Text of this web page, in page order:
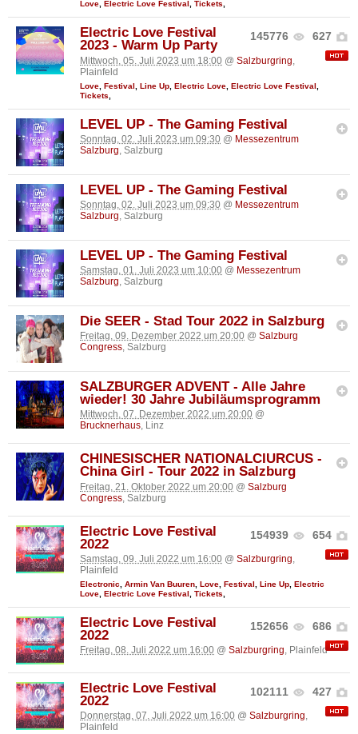
Love, Electric Love Festival , Tickets,
145776 627
Electric Love Festival
2023 - Warm Up Party
Mittwoch, 05. Juli 2023 um 18:00 @ Salzburgring
Plainfeld
Love Festival Line Up Electric Love Electric Love Festival
Tickets
LEVEL UP - The Gaming Festival
Sonntag, 02. Juli 2023 um 09:30 @ Messezentrum
Salzburg, Salzburg
LEVEL UP - The Gaming Festival
Sonntag, 02. Juli 2023 um 09:30 @ Messezentrum
Salzburg, Salzburg
LEVEL UP - The Gaming Festival
Samstag, 01. Juli 2023 um 10:00 @ Messezentrum
Salzburg, Salzburg
Die SEER - Stad Tour 2022 in Salzburg
Freitag, 09. Dezember 2022 um 20:00 @ Salzburg
Congress, Salzburg
SALZBURGER ADVENT - Alle Jahre
wieder! 30 Jahre Jubiläumsprogramm
Mittwoch, 07. Dezember 2022 um 20:00 @
Brucknerhaus, Linz
CHINESISCHER NATIONALCIURCUS -
China Girl - Tour 2022 in Salzburg
Freitag, 21. Oktober 2022 um 20:00 @ Salzburg
Congress , Salzburg
154939 654
Electric Love Festival
2022
Samstag, 09. Juli 2022 um 16:00 @ Salzburgring,
Plainfeld
Electronic Armin Van Buuren Love Festival Line Up Electric
Love Electric Love Festival Tickets
152656 686
Electric Love Festival
2022
Freitag, 08. Juli 2022 um 16:00 @ Salzburgring, Plainfeld
102111 427
Electric Love Festival
2022
Donnerstag, 07. Juli 2022 um 16:00 @ Salzburgring,
Plainfeld